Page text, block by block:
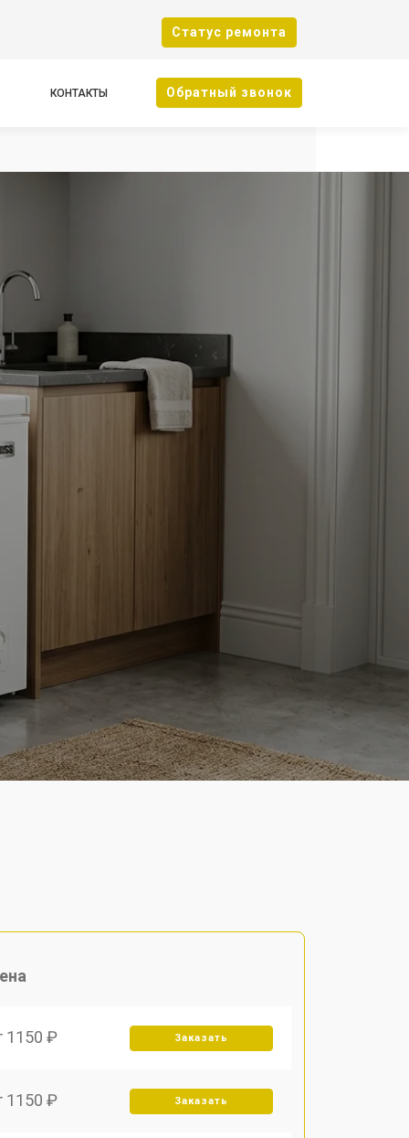
Cтатус ремонта
КОНТАКТЫ Oбратный звонок
1150 ₽ Заказать
1150 ₽ Заказать